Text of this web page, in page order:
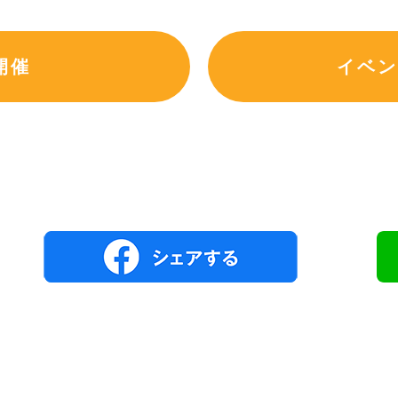
催 イベ